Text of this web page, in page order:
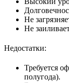
Не
Не
Недостатки:
Требуется
полугода).